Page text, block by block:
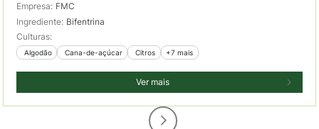
Empresa: FMC
Ingrediente: Bifentrina
Culturas:
Algodão Cana-de-açúcar Citros +7 mais
Ver mais